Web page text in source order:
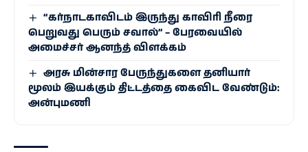
“கர்நாடகாவிடம் இருந்து காவிரி நீரை
பெறுவது பெரும் சவால்” – பேரவையில்
அமைச்சர் ஆனந்த் விளக்கம்
அரசு மின்சார பேருந்துகளை தனியார்
மூலம் இயக்கும் திட்டத்தை கைவிட வேண்டும்:
அன்புமணி